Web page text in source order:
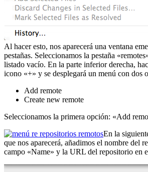
Al hacer esto, nos aparecerá una ventana
pestañas. Seleccionamos la pestaña
listado vacío. En la parte inferior derecha,
icono «+» y se desplegará un menú con dos
Add remote
Create new remote
Seleccionamos la primera opción: «Add
En la
que nos aparecerá, añadimos el nombre del
campo «Name» y la URL del repositorio en